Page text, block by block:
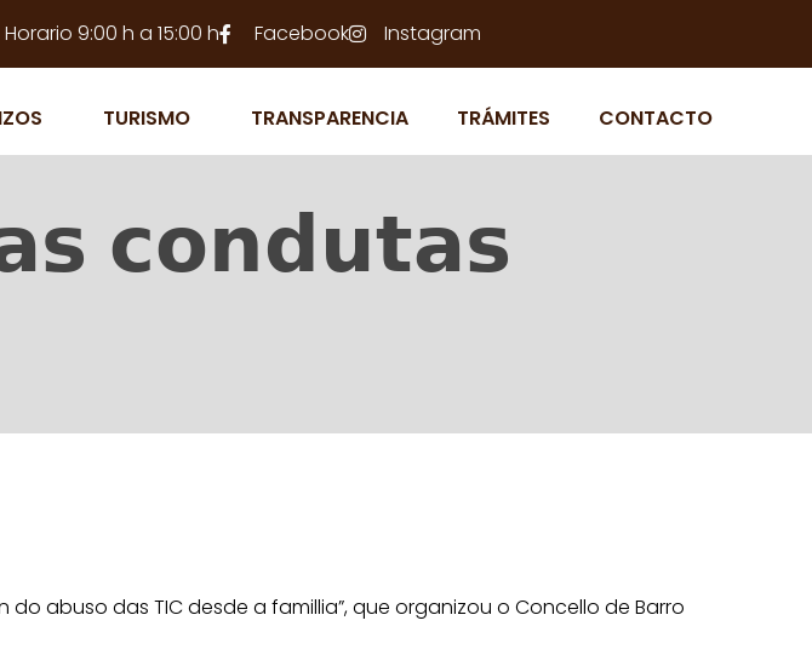
Horario 9:00 h a 15:00 h Facebook Instagram
TURISMO TRANSPARENCIA TRÁMITES CONTACTO
𝗰𝗼𝗻𝗱𝘂𝘁𝗮𝘀
abuso das TIC desde a famillia”, que organizou o Concello de Barro